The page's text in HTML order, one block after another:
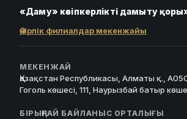
«Даму» кәсіпкерлікті дамыту
Өңірлік филиалдар мекенжайы
МЕКЕНЖАЙ
Қазақстан Республикасы, Алматы қ.,
Гоголь көшесі, 111, Наурызбай батыр
БІРЫҢҒАЙ БАЙЛАНЫС ОРТАЛЫҒЫ